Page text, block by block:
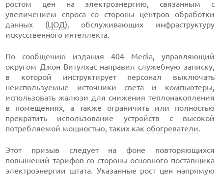
ростом цен на электроэнергию, связанным с
увеличением спроса со стороны центров обработки
данных (ЦОД), обслуживающих инфраструктуру
искусственного интеллекта.
По сообщению издания 404 Media, управляющий
округом Джон Витулхас направил служебную записку,
в которой инструктирует персонал выключать
неиспользуемые источники света и компьютеры,
использовать жалюзи для снижения теплонакопления
в помещениях, а также ограничить или полностью
прекратить использование устройств с высокой
потребляемой мощностью, таких как обогреватели.
Этот призыв следует на фоне повторяющихся
повышений тарифов со стороны основного поставщика
электроэнергии штата. Указанные рост цен напрямую